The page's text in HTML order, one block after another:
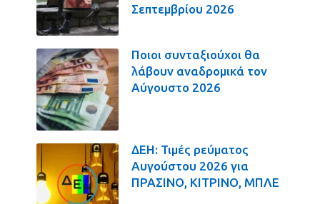
Σεπτεμβρίου 2026
Ποιοι συνταξιούχοι θα
λάβουν αναδρομικά τον
Αύγουστο 2026
ΔΕΗ: Τιμές ρεύματος
Αυγούστου 2026 για
ΠΡΑΣΙΝΟ, ΚΙΤΡΙΝΟ, ΜΠΛΕ